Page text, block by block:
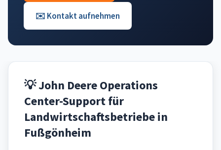
✉️ Kontakt aufnehmen
💡 John Deere Operations
Center-Support für
Landwirtschaftsbetriebe in
Fußgönheim